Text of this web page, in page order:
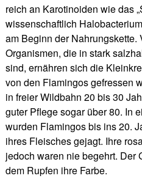
reich an Karotinoiden wie das
wissenschaftlich
am Beginn der Nahrungskette.
Organismen, die in stark
sind, ernähren sich die
von den Flamingos gefressen
in freier Wildbahn 20 bis 30
guter Pflege sogar über 80. In
wurden Flamingos bis ins 20.
ihres Fleisches gejagt. Ihre
jedoch waren nie begehrt. Der
dem Rupfen ihre Farbe.